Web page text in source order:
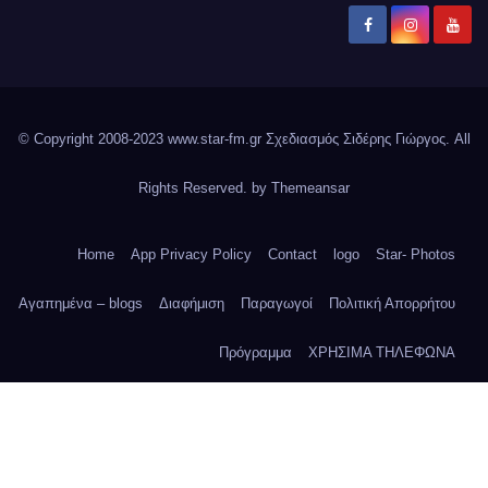
© Copyright 2008-2023 www.star-fm.gr Σχεδιασμός Σιδέρης Γιώργος. All
Rights Reserved. by Themeansar
Home App Privacy Policy Contact logo Star- Photos
Αγαπημένα – blogs Διαφήμιση Παραγωγοί Πολιτική Απορρήτου
Πρόγραμμα ΧΡΗΣΙΜΑ ΤΗΛΕΦΩΝΑ